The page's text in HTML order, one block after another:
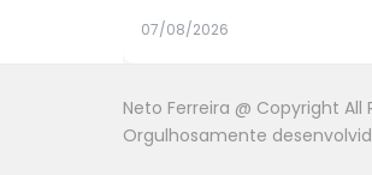
07/08/2026
Neto Ferreira @ Copyright All
Orgulhosamente